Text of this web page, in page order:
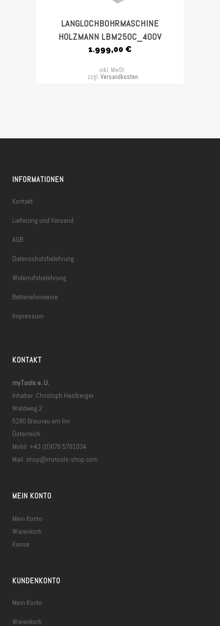
LANGLOCHBOHRMASCHINE
HOLZMANN LBM250C_400V
1.999,00 €
inkl. MwSt.
zzgl. Versandkosten
INFORMATIONEN
Kontakt
Lieferung und Versand
AGB
Datenschutzbelehrung
Widerrufsbelehrung
Batteriehinweise
Impressum
KONTAKT
myTools e. U.
Inhaber: Christoph Haslberger
Waldweg 2
5280 Braunau am Inn
Österreich
Mobil: +43 (0)676 5761034
Mail: shop@mytools-shop.com
MEIN KONTO
Mein Konto
Warenkorb
Kasse
KUNDENKONTO
Mein Konto
Warenkorb